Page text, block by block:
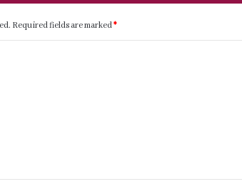
Required fields are marked*